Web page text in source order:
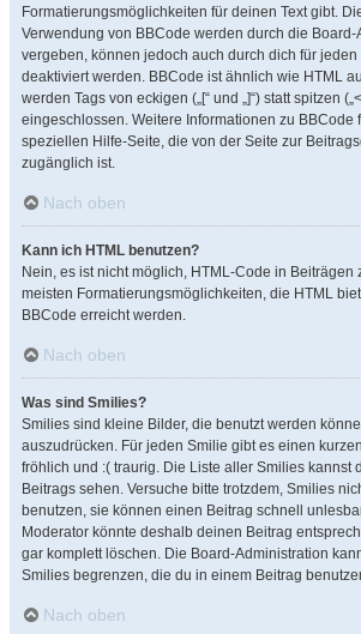
Formatierungsmöglichkeiten für deinen Text gibt.
Verwendung von BBCode werden durch die Board-
vergeben, können jedoch auch durch dich für
deaktiviert werden. BBCode ist ähnlich wie HTML
werden Tags von eckigen („[“ und „]“) statt spitzen
eingeschlossen. Weitere Informationen zu BBCode
speziellen Hilfe-Seite, die von der Seite zur
zugänglich ist.
Nach oben
Kann ich HTML benutzen?
Nein, es ist nicht möglich, HTML-Code in Beiträgen
meisten Formatierungsmöglichkeiten, die HTML
BBCode erreicht werden.
Nach oben
Was sind Smilies?
Smilies sind kleine Bilder, die benutzt werden
auszudrücken. Für jeden Smilie gibt es einen
fröhlich und :( traurig. Die Liste aller Smilies kannst
Beitrags sehen. Versuche bitte trotzdem, Smilies
benutzen, sie können einen Beitrag schnell
Moderator könnte deshalb deinen Beitrag
gar komplett löschen. Die Board-Administration
Smilies begrenzen, die du in einem Beitrag
Nach oben